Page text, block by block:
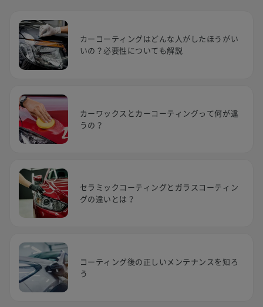
カーコーティングはどんな人がしたほうがい
いの？必要性についても解説
カーワックスとカーコーティングって何が違
うの？
セラミックコーティングとガラスコーティン
グの違いとは？
コーティング後の正しいメンテナンスを知ろ
う